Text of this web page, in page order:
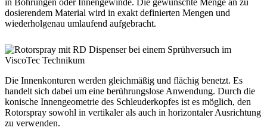
dosierendem Material wird in exakt definierten Mengen und
wiederholgenau umlaufend aufgebracht.
Die Innenkonturen werden gleichmäßig und flächig benetzt. Es
handelt sich dabei um eine berührungslose Anwendung. Durch die
konische Innengeometrie des Schleuderkopfes ist es möglich, den
Rotorspray sowohl in vertikaler als auch in horizontaler Ausrichtung
zu verwenden.